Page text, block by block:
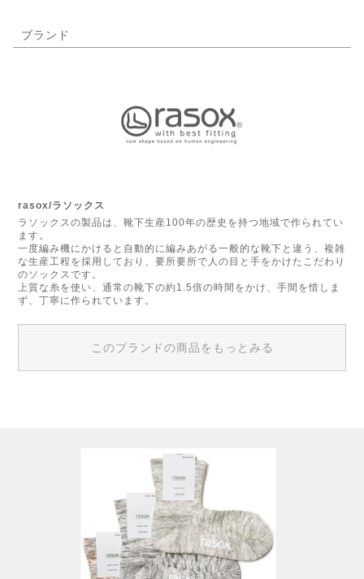
ブランド
rasox/ラソックス
ラソックスの製品は、靴下生産100年の歴史を持つ地域で作られてい
ます。
一度編み機にかけると自動的に編みあがる一般的な靴下と違う、複雑
な生産工程を採用しており、要所要所で人の目と手をかけたこだわり
のソックスです。
上質な糸を使い、通常の靴下の約1.5倍の時間をかけ、手間を惜しま
ず、丁寧に作られています。
このブランドの商品をもっとみる